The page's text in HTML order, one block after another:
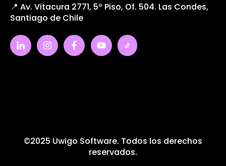
📍 Av. Vitacura 2771, 5º Piso, Of. 504. Las Condes,
Santiago de Chile
©2025 Uwigo Software. Todos los derechos
reservados.